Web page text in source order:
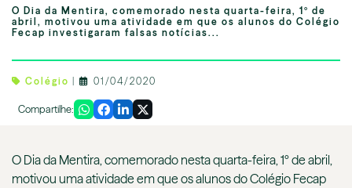
O Dia da Mentira, comemorado nesta quarta-feira, 1º de
abril, motivou uma atividade em que os alunos do Colégio
Fecap investigaram falsas notícias...
Colégio 01/04/2020
Compartilhe:
O Dia da Mentira, comemorado nesta quarta-feira, 1º de abril,
motivou uma atividade em que os alunos do Colégio Fecap